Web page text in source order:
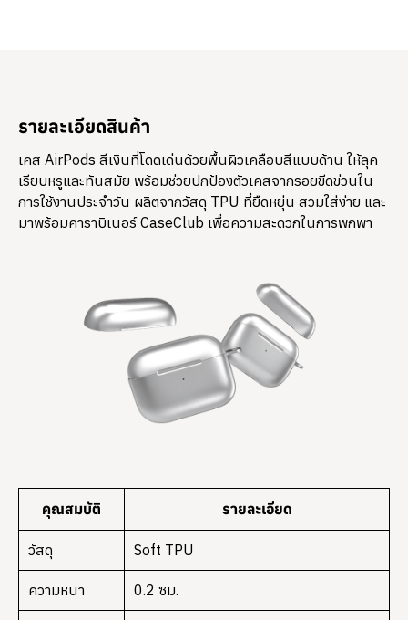
รายละเอียดสินค้า
เคส AirPods สีเงินที่โดดเด่นด้วยพื้นผิวเคลือบสีแบบด้าน ให้ลุค
เรียบหรูและทันสมัย พร้อมช่วยปกป้องตัวเคสจากรอยขีดข่วนใน
การใช้งานประจำวัน ผลิตจากวัสดุ TPU ที่ยืดหยุ่น สวมใส่ง่าย และ
มาพร้อมคาราบิเนอร์ CaseClub เพื่อความสะดวกในการพกพา
คุณสมบัติ รายละเอียด
วัสดุ Soft TPU
ความหนา 0.2 ซม.